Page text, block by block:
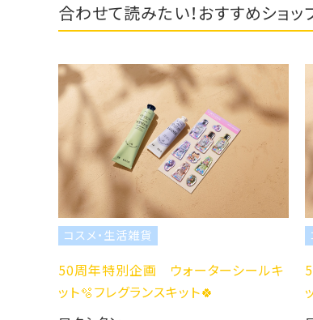
合わせて読みたい！おすすめショッ
コスメ・生活雑貨
50周年特別企画 ウォーターシールキ
ット🫧フレグランスキット🍀
コスメ・
50周年特
ット🫧ア